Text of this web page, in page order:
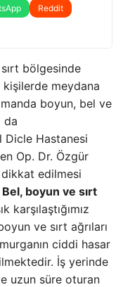
Reddit
bölgesinde
meydana
boyun, bel ve
da
Hastanesi
Op. Dr. Özgür
dikkat edilmesi
Bel, boyun ve sırt
karşılaştığımız
ve sırt ağrıları
ciddi hasar
İş yerinde
uzun süre oturan